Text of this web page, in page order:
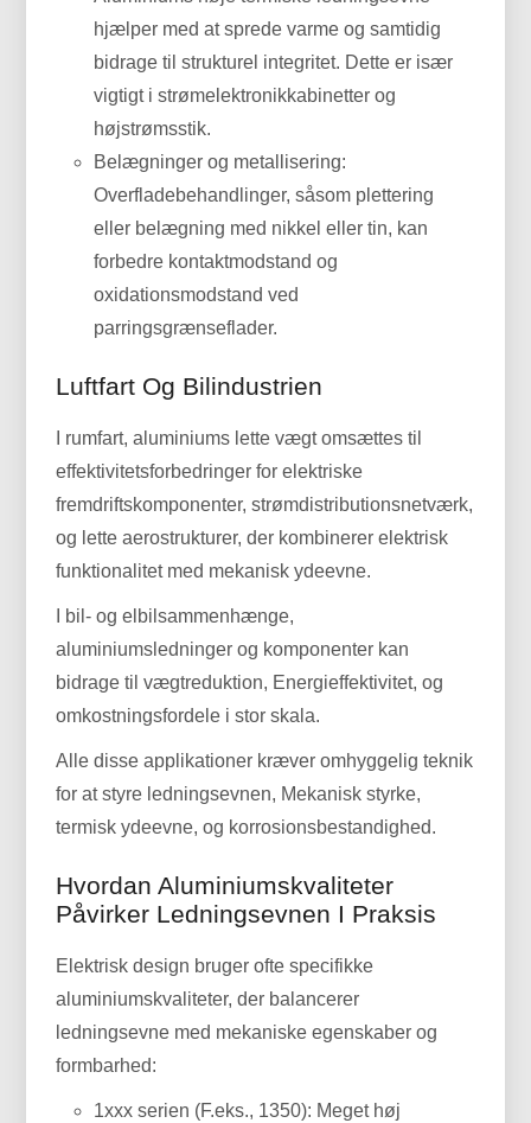
hjælper med at sprede varme og samtidig
bidrage til strukturel integritet. Dette er især
vigtigt i strømelektronikkabinetter og
højstrømsstik.
Belægninger og metallisering:
Overfladebehandlinger, såsom plettering
eller belægning med nikkel eller tin, kan
forbedre kontaktmodstand og
oxidationsmodstand ved
parringsgrænseflader.
Luftfart Og Bilindustrien
I rumfart, aluminiums lette vægt omsættes til
effektivitetsforbedringer for elektriske
fremdriftskomponenter, strømdistributionsnetværk,
og lette aerostrukturer, der kombinerer elektrisk
funktionalitet med mekanisk ydeevne.
I bil- og elbilsammenhænge,
aluminiumsledninger og komponenter kan
bidrage til vægtreduktion, Energieffektivitet, og
omkostningsfordele i stor skala.
Alle disse applikationer kræver omhyggelig teknik
for at styre ledningsevnen, Mekanisk styrke,
termisk ydeevne, og korrosionsbestandighed.
Hvordan Aluminiumskvaliteter
Påvirker Ledningsevnen I Praksis
Elektrisk design bruger ofte specifikke
aluminiumskvaliteter, der balancerer
ledningsevne med mekaniske egenskaber og
formbarhed:
1xxx serien (F.eks., 1350): Meget høj